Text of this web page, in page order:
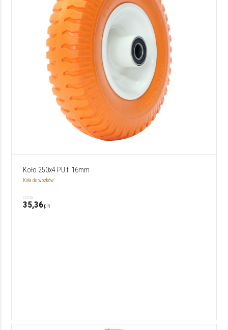
Koło 250x4 PU fi 16mm
Koła do wózków
cena
35,36pln